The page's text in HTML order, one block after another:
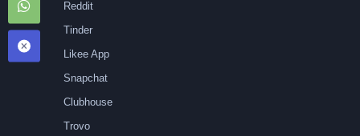
Reddit
Tinder
Likee App
Snapchat
Clubhouse
Trovo